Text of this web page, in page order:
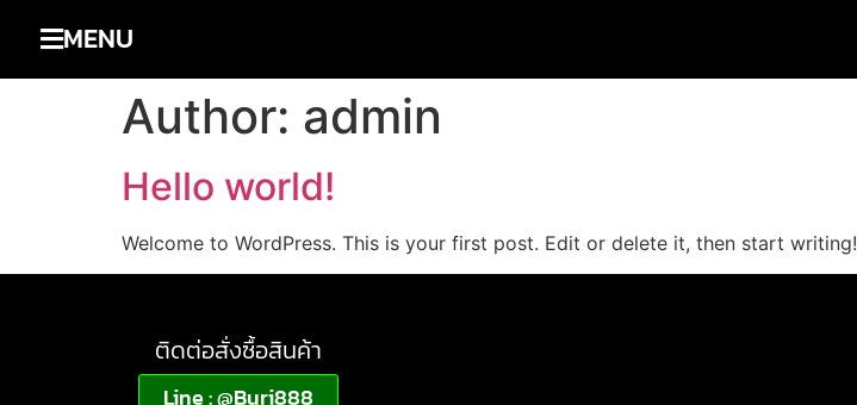
MENU
Author: admin
Hello world!
Welcome to WordPress. This is your first post. Edit or delete it, then start writing!
ติดต่อสั่งซื้อสินค้า
Line : @Buri888